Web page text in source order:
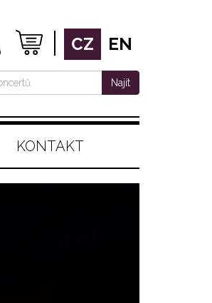
CZ EN
Najít
KONTAKT